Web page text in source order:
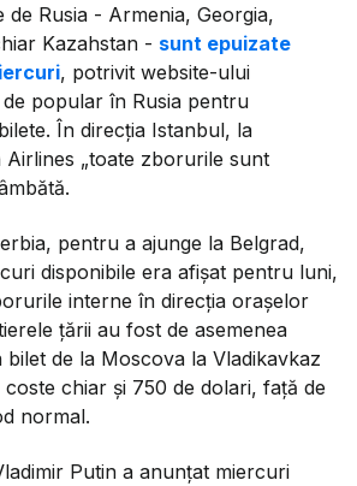
de Rusia - Armenia, Georgia,
Kazahstan - sunt epuizate
, potrivit website-ului
popular în Rusia pentru
În direcţia Istanbul, la
„toate zborurile sunt
pentru a ajunge la Belgrad,
disponibile era afişat pentru luni,
interne în direcţia oraşelor
ţării au fost de asemenea
de la Moscova la Vladikavkaz
coste chiar şi 750 de dolari, faţă de
normal.
Putin a anunţat miercuri